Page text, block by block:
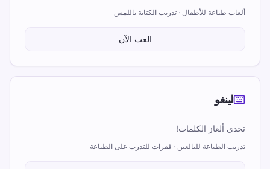
ألعاب طباعة للأطفال · تدريب الكتابة باللمس
العب الآن
لينغو
تحدي ألغاز الكلمات!
تدريب الطباعة للبالغين · فقرات للتدرب على الطباعة